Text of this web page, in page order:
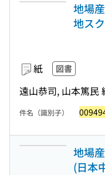
地場
地ス
紙 図書
遠山恭司, 山本篤民
件名（識別子）
地場
(日本